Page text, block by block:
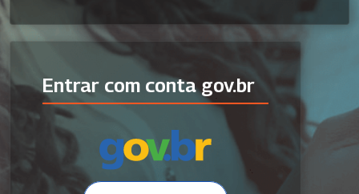
Entrar com conta gov.br